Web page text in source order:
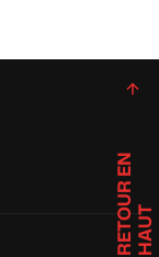
R
E
TO
U
R
E
N
H
A
UT